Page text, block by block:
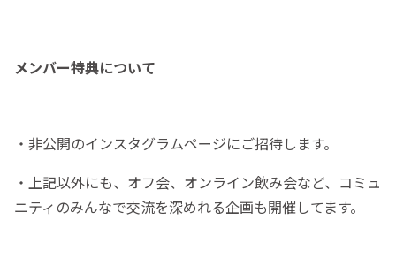
メンバー特典について
・非公開のインスタグラムページにご招待します。
・上記以外にも、オフ会、オンライン飲み会など、コミュ
ニティのみんなで交流を深めれる企画も開催してます。